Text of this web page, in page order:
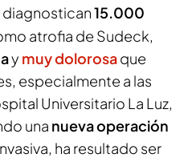
diagnostican15.000
atrofia de Sudeck,
y muy dolorosaque
especialmente a las
Universitario La Luz,
una nueva operación
ha resultado ser